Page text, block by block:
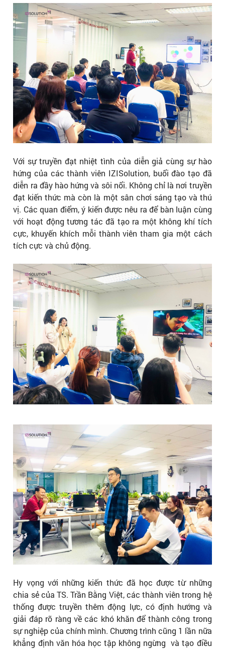
Với sự truyền đạt nhiệt tình của diễn giả cùng sự hào
hứng của các thành viên IZISolution, buổi đào tạo đã
diễn ra đầy hào hứng và sôi nổi. Không chỉ là nơi truyền
đạt kiến thức mà còn là một sân chơi sáng tạo và thú
vị. Các quan điểm, ý kiến được nêu ra để bàn luận cùng
với hoạt động tương tác đã tạo ra một không khí tích
cực, khuyến khích mỗi thành viên tham gia một cách
tích cực và chủ động.
Hy vọng với những kiến thức đã học được từ những
chia sẻ của TS. Trần Bằng Việt, các thành viên trong hệ
thống được truyền thêm động lực, có định hướng và
giải đáp rõ ràng về các khó khăn để thành công trong
sự nghiệp của chính mình. Chương trình cũng 1 lần nữa
khẳng định văn hóa học tập không ngừng và tạo điều